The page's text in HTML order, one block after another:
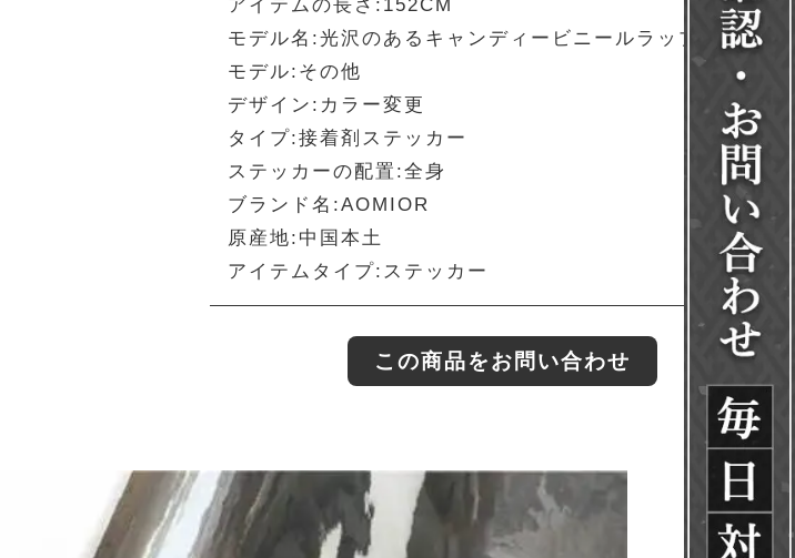
アイテムの長さ:152CM
モデル名:光沢のあるキャンディービニールラップ
モデル:その他
デザイン:カラー変更
タイプ:接着剤ステッカー
ステッカーの配置:全身
ブランド名:AOMIOR
原産地:中国本土
アイテムタイプ:ステッカー
この商品をお問い合わせ